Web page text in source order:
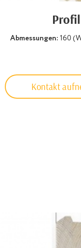
Abmessungen:160
Kontakt